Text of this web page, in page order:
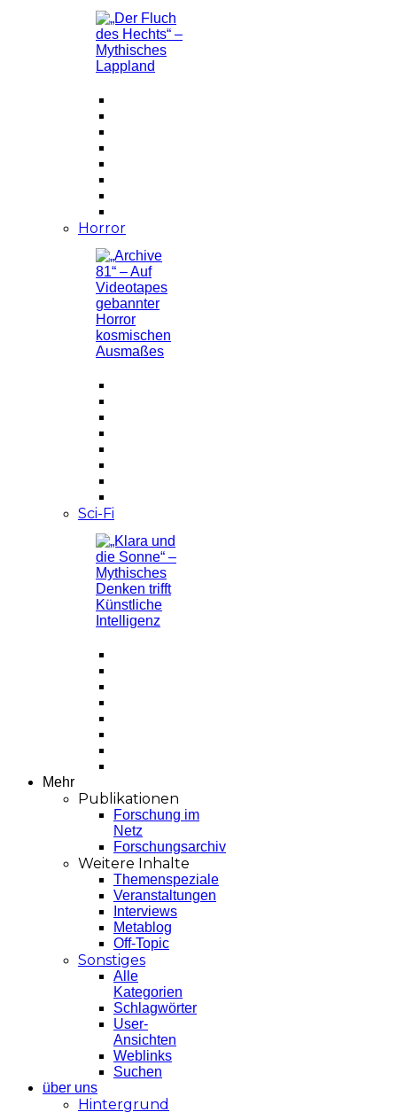
Horror
Sci-Fi
Mehr
Publikationen
Forschung im
Netz
Forschungsarchiv
Weitere Inhalte
Themenspeziale
Veranstaltungen
Interviews
Metablog
Off-Topic
Sonstiges
Alle
Kategorien
Schlagwörter
User-
Ansichten
Weblinks
Suchen
über uns
Hintergrund